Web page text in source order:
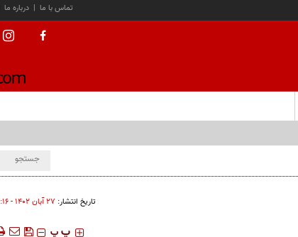
درباره ما | تماس با ما
تاریخ انتشار: ۲۷ آبان ۱۴۰۲ - ۱۲:۱۶
‍‍‍ پ پ